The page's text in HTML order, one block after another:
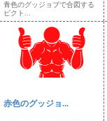
青色のグッジョブで合図する
ピクト...
赤色のグッジョ...